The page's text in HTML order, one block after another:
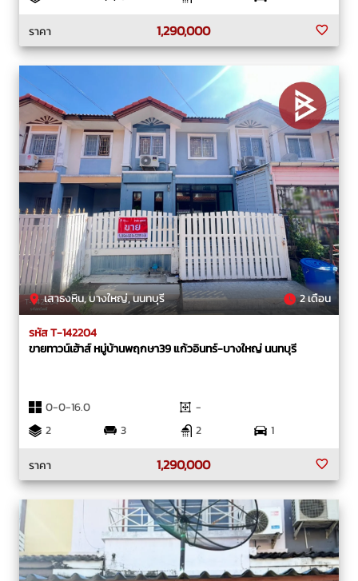
ราคา
1,290,000
เสาธงหิน, บางใหญ่, นนทบุรี 2 เดือน
รหัส T-142204
ขายทาวน์เฮ้าส์ หมู่บ้านพฤกษา39 แก้วอินทร์-บางใหญ่ นนทบุรี
0-0-16.0
-
2
3 2
1
ราคา
1,290,000